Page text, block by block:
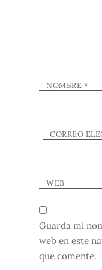
NOMBRE *
CORREO
WEB
Guarda mi
web en este
que comente.